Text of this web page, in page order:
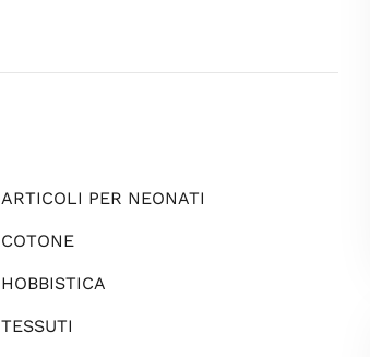
ARTICOLI PER NEONATI
COTONE
HOBBISTICA
TESSUTI